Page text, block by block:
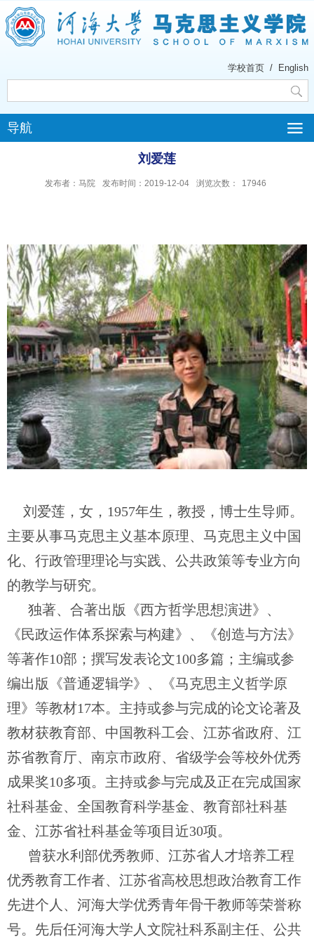
学校首页 / English
导航
刘爱莲
发布者：马院 发布时间：2019-12-04 浏览次数： 17946
刘爱莲，女， 1957年生，教授，博士生导师。
主要从事马克思主义基本原理、马克思主义中国
化、行政管理理论与实践、公共政策等专业方向
的教学与研究。
独著、合著出版《西方哲学思想演进》、
《民政运作体系探索与构建》、《创造与方法》
等著作10部；撰写发表论文100多篇；主编或参
编出版《普通逻辑学》、《马克思主义哲学原
理》等教材17本。主持或参与完成的论文论著及
教材获教育部、中国教科工会、江苏省政府、江
苏省教育厅、南京市政府、省级学会等校外优秀
成果奖10多项。主持或参与完成及正在完成国家
社科基金、全国教育科学基金、教育部社科基
金、江苏省社科基金等项目近30项。
曾获水利部优秀教师、江苏省人才培养工程
优秀教育工作者、江苏省高校思想政治教育工作
先进个人、河海大学优秀青年骨干教师等荣誉称
号。先后任河海大学人文院社科系副主任、公共